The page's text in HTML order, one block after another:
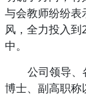
与会教师纷纷表
风，全力投入
中。
公司领导、
博士、副高职称